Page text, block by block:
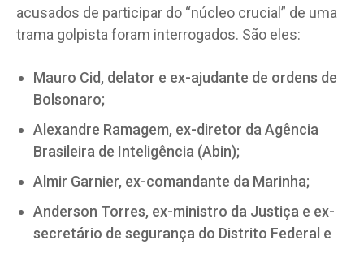
acusados de participar do “núcleo crucial” de uma
trama golpista foram interrogados. São eles:
Mauro Cid, delator e ex-ajudante de ordens de
Bolsonaro;
Alexandre Ramagem, ex-diretor da Agência
Brasileira de Inteligência (Abin);
Almir Garnier, ex-comandante da Marinha;
Anderson Torres, ex-ministro da Justiça e ex-
secretário de segurança do Distrito Federal e